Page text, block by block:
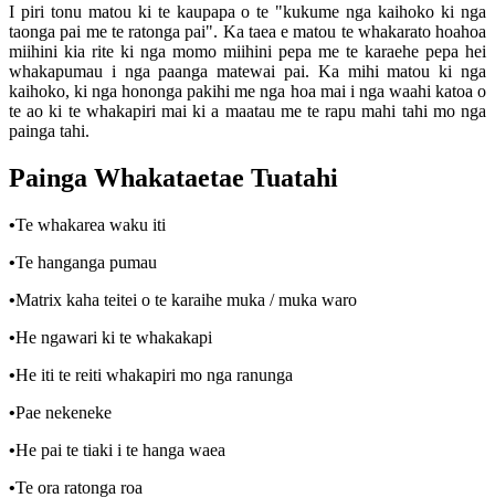
I piri tonu matou ki te kaupapa o te "kukume nga kaihoko ki nga
taonga pai me te ratonga pai". Ka taea e matou te whakarato hoahoa
miihini kia rite ki nga momo miihini pepa me te karaehe pepa hei
whakapumau i nga paanga matewai pai. Ka mihi matou ki nga
kaihoko, ki nga hononga pakihi me nga hoa mai i nga waahi katoa o
te ao ki te whakapiri mai ki a maatau me te rapu mahi tahi mo nga
painga tahi.
Painga Whakataetae Tuatahi
•Te whakarea waku iti
•Te hanganga pumau
•Matrix kaha teitei o te karaihe muka / muka waro
•He ngawari ki te whakakapi
•He iti te reiti whakapiri mo nga ranunga
•Pae nekeneke
•He pai te tiaki i te hanga waea
•Te ora ratonga roa